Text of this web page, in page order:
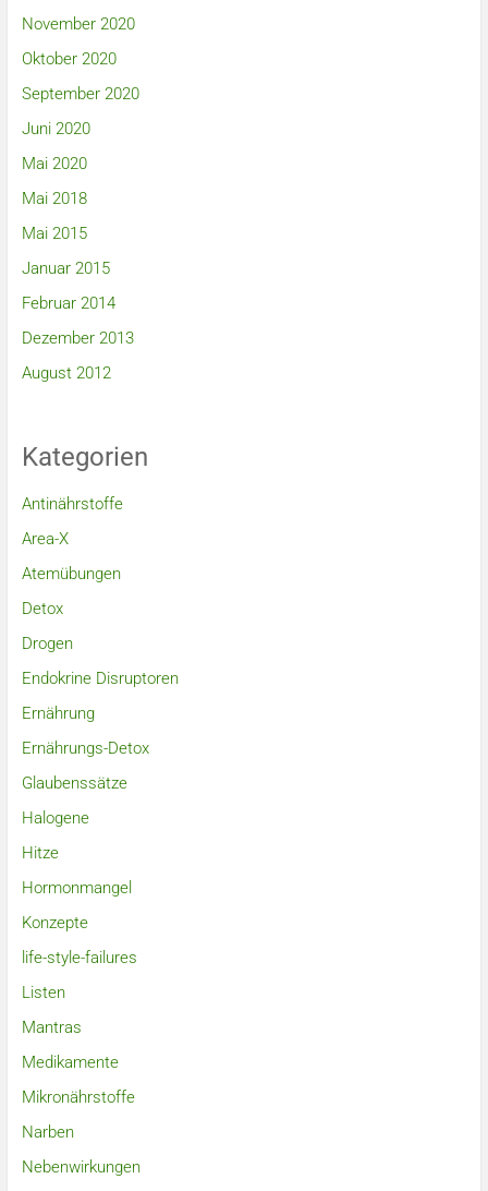
November 2020
Oktober 2020
September 2020
Juni 2020
Mai 2020
Mai 2018
Mai 2015
Januar 2015
Februar 2014
Dezember 2013
August 2012
Kategorien
Antinährstoffe
Area-X
Atemübungen
Detox
Drogen
Endokrine Disruptoren
Ernährung
Ernährungs-Detox
Glaubenssätze
Halogene
Hitze
Hormonmangel
Konzepte
life-style-failures
Listen
Mantras
Medikamente
Mikronährstoffe
Narben
Nebenwirkungen